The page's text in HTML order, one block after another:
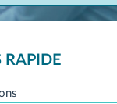
RAPIDE